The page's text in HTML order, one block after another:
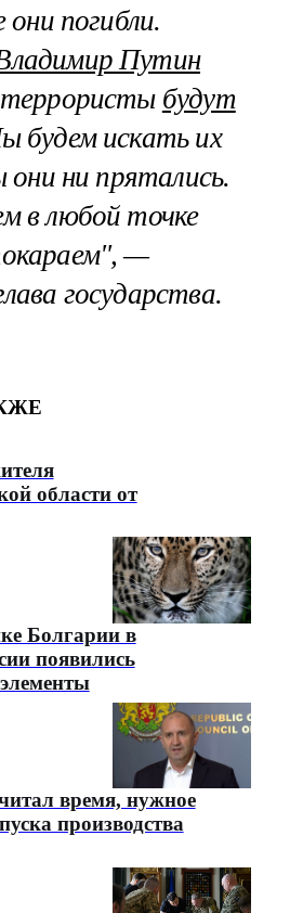
они погибли.
Путин
будут
будем искать их
они ни прятались.
в любой точке
—
государства.
области от
Болгарии в
появились
время, нужное
производства